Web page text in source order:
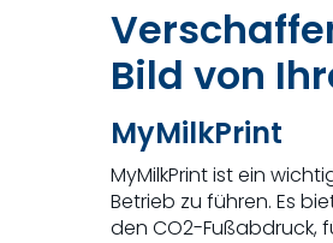
Bild von
MyMilkPrint
MyMilkPrint ist ein
Betrieb zu führen. Es
den CO2-Fußabdruck,